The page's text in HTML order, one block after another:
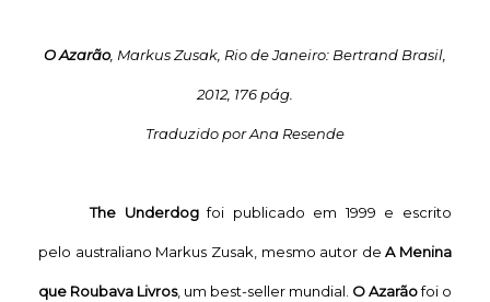
O Azarão, Markus Zusak, Rio de Janeiro: Bertrand Brasil,
2012, 176 pág.
Traduzido por Ana Resende
The Underdogfoi publicado em 1999 e escrito
pelo australiano Markus Zusak, mesmo autor deA Menina
que Roubava Livros, um best-seller mundial. O Azarãofoi o